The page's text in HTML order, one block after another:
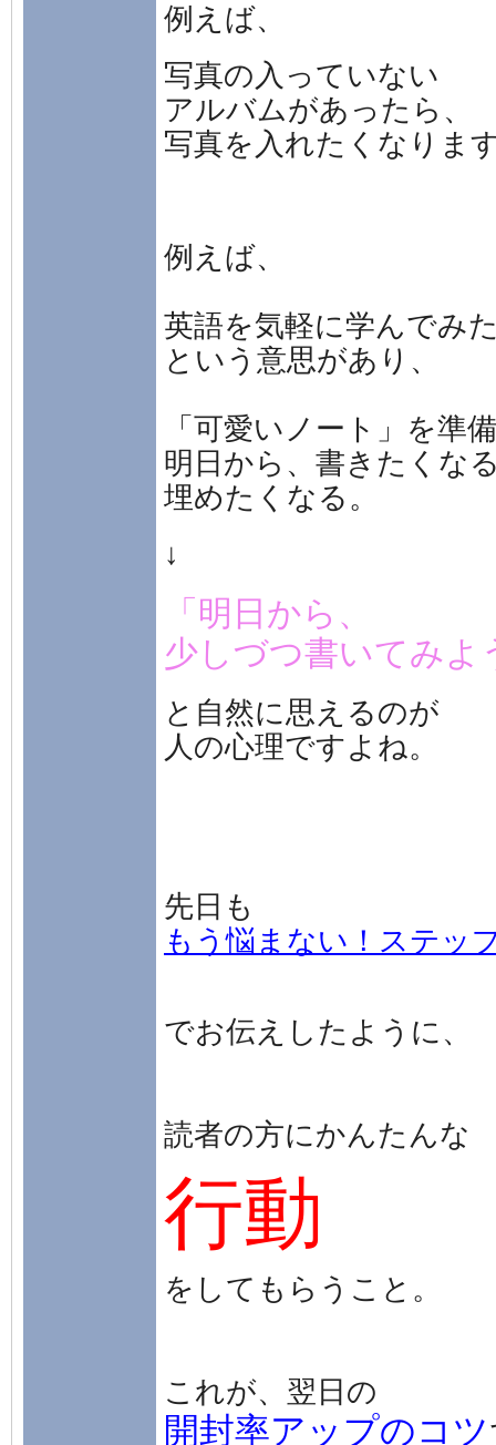
例えば、
写真の入っていない
アルバムがあったら、
写真を入れたくなりま
例えば、
英語を気軽に学んでみ
という意思があり、
「可愛いノート」を準
明日から、書きたくな
埋めたくなる。
↓
「明日から、
少しづつ書いてみよ
と自然に思えるのが
人の心理ですよね。
先日も
もう悩まない！ステッ
でお伝えしたように、
読者の方にかんたんな
行動
をしてもらうこと。
これが、翌日の
開封率アップのコツ